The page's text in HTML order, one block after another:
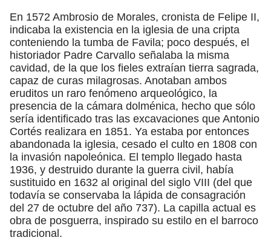
En 1572 Ambrosio de Morales, cronista de Felipe II,
indicaba la existencia en la iglesia de una cripta
conteniendo la tumba de Favila; poco después, el
historiador Padre Carvallo señalaba la misma
cavidad, de la que los fieles extraían tierra sagrada,
capaz de curas milagrosas. Anotaban ambos
eruditos un raro fenómeno arqueológico, la
presencia de la cámara dolménica, hecho que sólo
sería identificado tras las excavaciones que Antonio
Cortés realizara en 1851. Ya estaba por entonces
abandonada la iglesia, cesado el culto en 1808 con
la invasión napoleónica. El templo llegado hasta
1936, y destruido durante la guerra civil, había
sustituido en 1632 al original del siglo VIII (del que
todavía se conservaba la lápida de consagración
del 27 de octubre del año 737). La capilla actual es
obra de posguerra, inspirado su estilo en el barroco
tradicional.